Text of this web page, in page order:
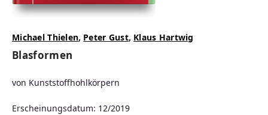
Michael Thielen, Peter Gust, Klaus Hartwig
Blasformen
von Kunststoffhohlkörpern
Erscheinungsdatum: 12/2019